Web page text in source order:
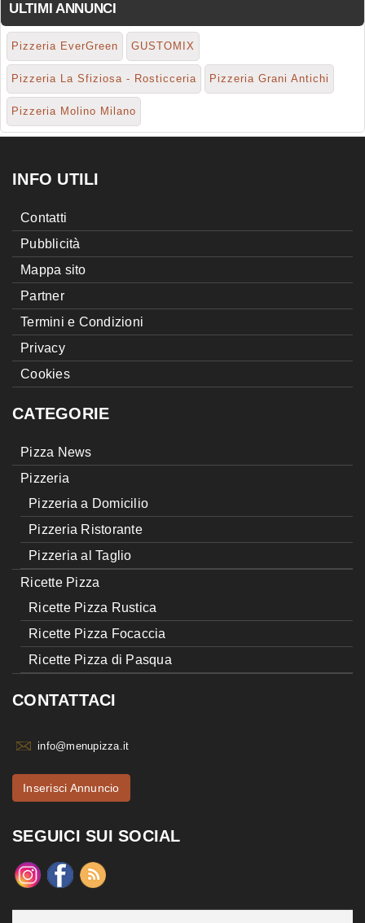
ULTIMI ANNUNCI
Pizzeria EverGreen GUSTOMIX
Pizzeria La Sfiziosa - Rosticceria Pizzeria Grani Antichi
Pizzeria Molino Milano
INFO UTILI
Contatti
Pubblicità
Mappa sito
Partner
Termini e Condizioni
Privacy
Cookies
CATEGORIE
Pizza News
Pizzeria
Pizzeria a Domicilio
Pizzeria Ristorante
Pizzeria al Taglio
Ricette Pizza
Ricette Pizza Rustica
Ricette Pizza Focaccia
Ricette Pizza di Pasqua
CONTATTACI
info@menupizza.it
Inserisci Annuncio
SEGUICI SUI SOCIAL